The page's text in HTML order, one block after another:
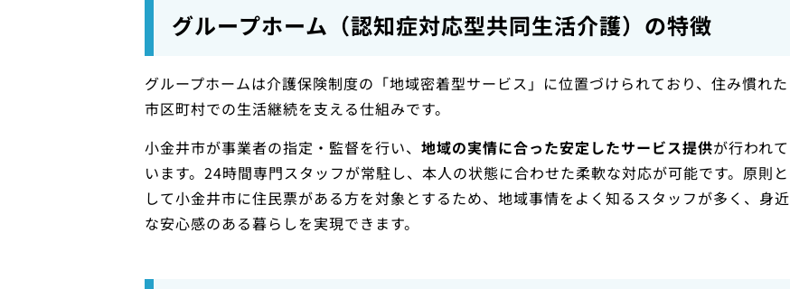
グループホーム（認知症対応型共同生活介護）の特徴
グループホームは介護保険制度の「地域密着型サービス」に位置づけられており、住み慣れた
市区町村での生活継続を支える仕組みです。
小金井市が事業者の指定・監督を行い、 地域の実情に合った安定したサービス提供が行われて
います。24時間専門スタッフが常駐し、本人の状態に合わせた柔軟な対応が可能です。原則と
して小金井市に住民票がある方を対象とするため、地域事情をよく知るスタッフが多く、身近
な安心感のある暮らしを実現できます。